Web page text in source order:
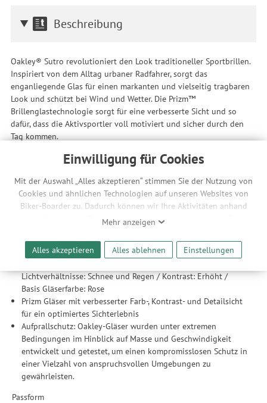
Einwilligung für Cookies
Mit der Auswahl „Alles akzeptieren“ stimmen Sie der Nutzung von
Cookies und ähnlichen Technologien auf unseren Websites von
Biker-Boarder zu. Dadurch können wir Ihre Aktivitäten anhand
Ihrer Geräte- und Browsereinstellungen nachvollziehen. Dies
Werbeanzeigen für Sie bereitzustellen sowie Funktionalitäten
unserer Website sicherzustellen und stetig zu verbessern. Dabei
werden Ihre Daten auch an Drittanbieter und Werbepartner
weitergegeben. Die Verarbeitung erfolgt ausschließlich zum
Zwecke der Einbindung von Streaming-Inhalten und der
Durchführung von statistischer Analyse, Reichweitenmessungen,
Produktempfehlungen und nutzungsbasierter Werbung.
Informationen zu den einzelnen Funktionen, den Drittanbietern
und der Speicherdauer finden Sie unter Einstellungen. Diese
Einwilligung ist freiwillig, für die Nutzung unserer Website nicht
erforderlich und gilt, bis sie widerrufen wird. Sie können Ihre
Einwilligung unter Einstellungen lediglich für bestimmte
Drittanbieter erteilen und jederzeit für die Zukunft widerrufen.
Mehr anzeigen
Alles akzeptieren Alles ablehnen Einstellungen
Beschreibung
Oakley® Sutro revolutioniert den Look traditioneller Sportbrillen.
Inspiriert von dem Alltag urbaner Radfahrer, sorgt das
enganliegende Glas für einen markanten und vielseitig tragbaren
Look und schützt bei Wind und Wetter. Die Prizm™
Brillenglastechnologie sorgt für eine verbesserte Sicht und so
dafür, dass die Aktivsportler voll motiviert und sicher durch den
Tag kommen.
Das leichte O Matter™-Material verspricht Langlebigkeit und
uneingeschränkten Tragekomfort
Unobtainium®-Nasenpads bieten einen rutschfesten Halt bei
Schweißbildung, sodass die Brille nicht verrutscht und sicher
Scheibe
Lichtverhältnisse: Schnee und Regen / Kontrast: Erhöht /
Basis Gläserfarbe: Rose
Prizm Gläser mit verbesserter Farb-, Kontrast- und Detailsicht
für ein optimiertes Sichterlebnis
Aufprallschutz: Oakley-Gläser wurden unter extremen
Bedingungen im Hinblick auf Masse und Geschwindigkeit
entwickelt und getestet, um einen kompromisslosen Schutz in
einer Vielzahl von anspruchsvollen Umgebungen zu
gewährleisten.
Passform